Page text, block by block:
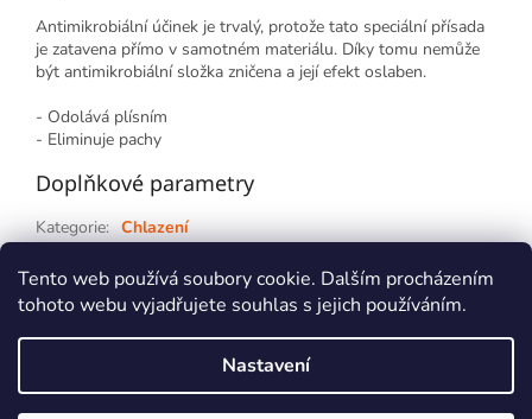
Tento web používá soubory cookie. Dalším procházením
tohoto webu vyjadřujete souhlas s jejich používáním.
Nastavení
Antimikrobiální účinek je trvalý, protože tato speciální přísada
je zatavena přímo v samotném materiálu. Díky tomu nemůže
být antimikrobiální složka zničena a její efekt oslaben.
- Odolává plísním
- Eliminuje pachy
Doplňkové parametry
Kategorie: Chlazení
Vytvořil Shoptet